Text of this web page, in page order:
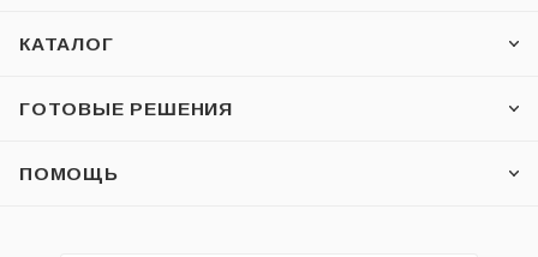
КАТАЛОГ
ГОТОВЫЕ РЕШЕНИЯ
ПОМОЩЬ